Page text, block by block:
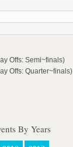
Offs: Semi~finals)
Offs: Quarter~finals)
By Years